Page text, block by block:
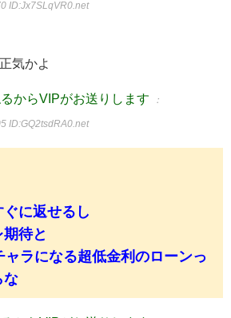
ID:Jx7SLqVR0.net
気かよ
からVIPがお送りします ：
ID:GQ2tsdRA0.net
に返せるし
待と
ャラになる超低金利のローンっ
な